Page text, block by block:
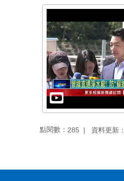
點閱數： 285 資料更新